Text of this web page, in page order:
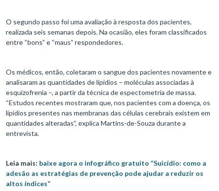
O segundo passo foi uma avaliação à resposta dos pacientes,
realizada seis semanas depois. Na ocasião, eles foram classificados
entre “bons” e “maus” respondedores.
Os médicos, então, coletaram o sangue dos pacientes novamente e
analisaram as quantidades de lipídios – moléculas associadas à
esquizofrenia –, a partir da técnica de espectometria de massa.
“Estudos recentes mostraram que, nos pacientes com a doença, os
lipídios presentes nas membranas das células cerebrais existem em
quantidades alteradas”, explica Martins-de-Souza durante a
entrevista.
Leia mais: baixe agora o infográfico gratuito “Suicídio: como a
adesão as estratégias de prevenção pode ajudar a reduzir os
altos índices”